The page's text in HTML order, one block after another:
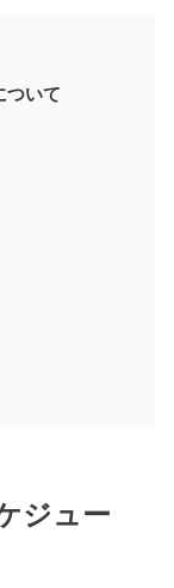
ついて
ジュー